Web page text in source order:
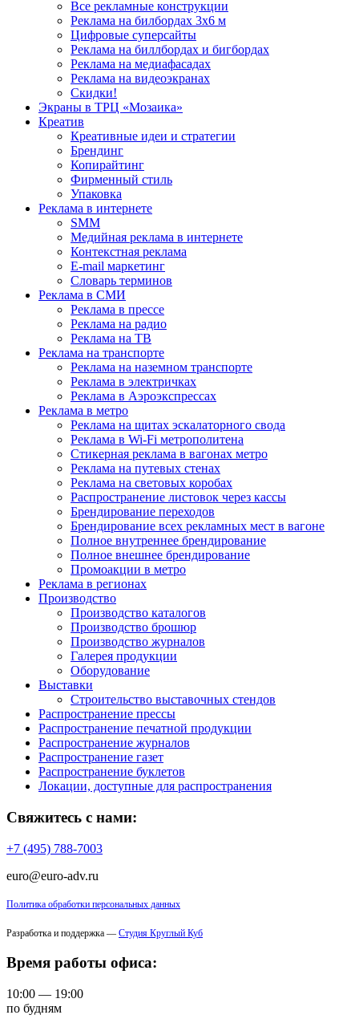
Все рекламные конструкции
Реклама на билбордах 3х6 м
Цифровые суперсайты
Реклама на биллбордах и бигбордах
Реклама на медиафасадах
Реклама на видеоэкранах
Скидки!
Экраны в ТРЦ «Мозаика»
Креатив
Креативные идеи и стратегии
Брендинг
Копирайтинг
Фирменный стиль
Упаковка
Реклама в интернете
SMM
Медийная реклама в интернете
Контекстная реклама
E-mail маркетинг
Словарь терминов
Реклама в СМИ
Реклама в прессе
Реклама на радио
Реклама на ТВ
Реклама на транспорте
Реклама на наземном транспорте
Реклама в электричках
Реклама в Аэроэкспрессах
Реклама в метро
Реклама на щитах эскалаторного свода
Реклама в Wi-Fi метрополитена
Стикерная реклама в вагонах метро
Реклама на путевых стенах
Реклама на световых коробах
Распространение листовок через кассы
Брендирование переходов
Брендирование всех рекламных мест в вагоне
Полное внутреннее брендирование
Полное внешнее брендирование
Промоакции в метро
Реклама в регионах
Производство
Производство каталогов
Производство брошюр
Производство журналов
Галерея продукции
Оборудование
Выставки
Строительство выставочных стендов
Распространение прессы
Распространение печатной продукции
Распространение журналов
Распространение газет
Распространение буклетов
Локации, доступные для распространения
Свяжитесь с нами:
+7 (495) 788-7003
euro@euro-adv.ru
Политика обработки персональных данных
Разработка и поддержка — Студия Круглый Куб
Время работы офиса:
10:00 — 19:00
по будням